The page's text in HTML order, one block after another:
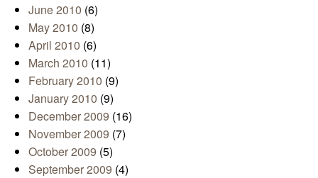
June 2010 (6)
May 2010 (8)
April 2010 (6)
March 2010 (11)
February 2010 (9)
January 2010 (9)
December 2009 (16)
November 2009 (7)
October 2009 (5)
September 2009 (4)